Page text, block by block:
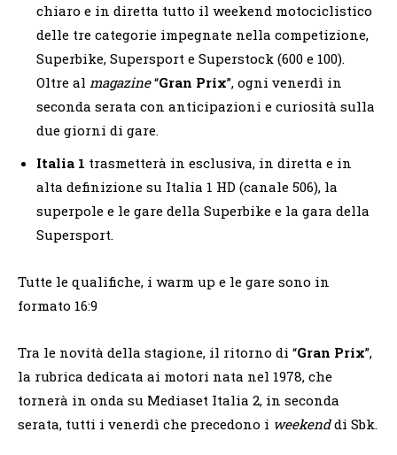
chiaro e in diretta tutto il weekend motociclistico
delle tre categorie impegnate nella competizione,
Superbike, Supersport e Superstock (600 e 100).
Oltre al magazine“Gran Prix”, ogni venerdì in
seconda serata con anticipazioni e curiosità sulla
due giorni di gare.
Italia 1 trasmetterà in esclusiva, in diretta e in
alta definizione su Italia 1 HD (canale 506), la
superpole e le gare della Superbike e la gara della
Supersport.
Tutte le qualifiche, i warm up e le gare sono in
formato 16:9
Tra le novità della stagione, il ritorno di “Gran Prix”,
la rubrica dedicata ai motori nata nel 1978, che
tornerà in onda su Mediaset Italia 2, in seconda
serata, tutti i venerdì che precedono i weekenddi Sbk.